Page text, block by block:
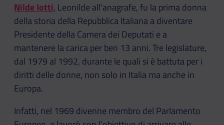
Nilde Iotti, Leonilde all'anagrafe, fu la prima donna
della storia della Repubblica Italiana a diventare
Presidente della Camera dei Deputati e a
mantenere la carica per ben 13 anni. Tre legislature,
dal 1979 al 1992, durante le quali si è battuta per i
diritti delle donne, non solo in Italia ma anche in
Europa.
Infatti, nel 1969 divenne membro del Parlamento